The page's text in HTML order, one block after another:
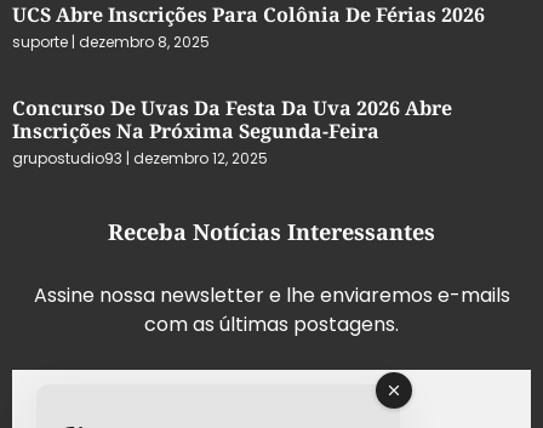
UCS Abre Inscrições Para Colônia De Férias 2026
suporte dezembro 8, 2025
Concurso De Uvas Da Festa Da Uva 2026 Abre
Inscrições Na Próxima Segunda-Feira
grupostudio93 dezembro 12, 2025
Receba Notícias Interessantes
Assine nossa newsletter e lhe enviaremos e-mails
com as últimas postagens.